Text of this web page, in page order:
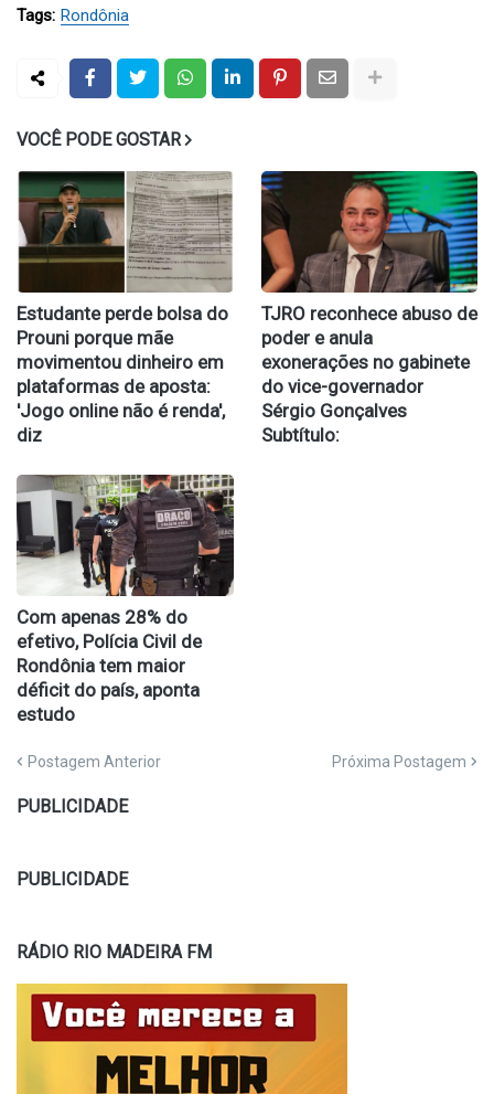
Tags: Rondônia
VOCÊ PODE GOSTAR
Estudante perde bolsa do
Prouni porque mãe
movimentou dinheiro em
plataformas de aposta:
'Jogo online não é renda',
diz
TJRO reconhece abuso de
poder e anula
exonerações no gabinete
do vice-governador
Sérgio Gonçalves
Subtítulo:
Com apenas 28% do
efetivo, Polícia Civil de
Rondônia tem maior
déficit do país, aponta
estudo
Postagem Anterior Próxima Postagem
PUBLICIDADE
PUBLICIDADE
RÁDIO RIO MADEIRA FM